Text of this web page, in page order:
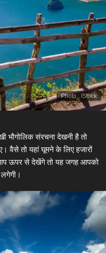
Photo : IStock
भौगोलिक संरचना देखनी है तो
वैसे तो यहां घूमने के लिए हजारों
ऊपर से देखेंगे तो यह जगह आपको